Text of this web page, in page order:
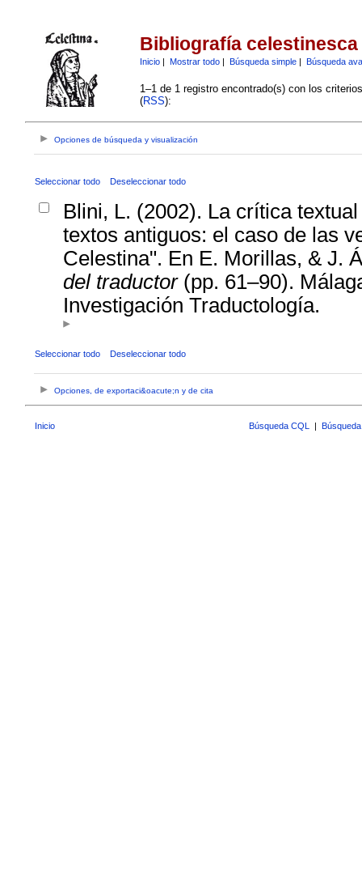
Bibliografía celestinesca
Inicio| Mostrar todo| Búsqueda simple| Búsqueda
1–1 de 1 registro encontrado(s) con los
(RSS):
Opciones de búsqueda y visualización
Seleccionar todo Deseleccionar todo
Blini, L. (2002). La crítica
textos antiguos: el caso de las
Celestina". En E. Morillas, & J.
del traductor(pp. 61–90).
Investigación Traductología.
Seleccionar todo Deseleccionar todo
Opciones, de exportaci&oacute;n y de cita
Inicio Búsqueda CQL |